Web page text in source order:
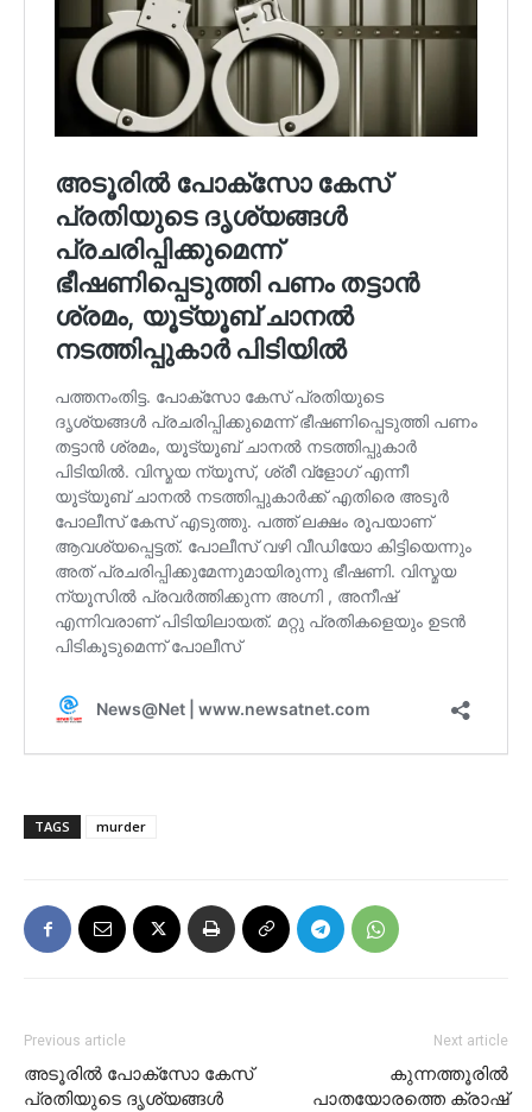
TAGS murder
Previous article
അടൂരില്‍ പോക്സോ കേസ്
പ്രതിയുടെ ദൃശ്യങ്ങൾ
Next article
കുന്നത്തൂരില്‍
പാതയോരത്തെ ക്രാഷ്